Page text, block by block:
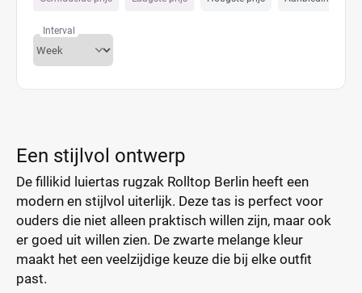
Interval
Een stijlvol ontwerp
De fillikid luiertas rugzak Rolltop Berlin heeft een
modern en stijlvol uiterlijk. Deze tas is perfect voor
ouders die niet alleen praktisch willen zijn, maar ook
er goed uit willen zien. De zwarte melange kleur
maakt het een veelzijdige keuze die bij elke outfit
past.